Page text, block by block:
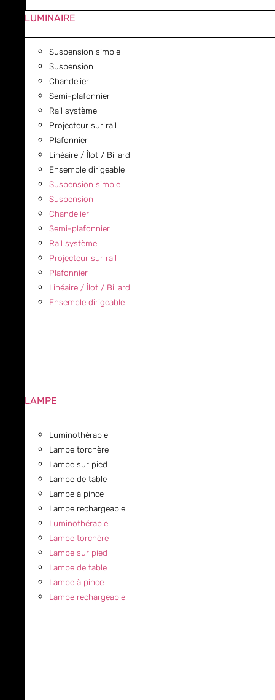
LUMINAIRE
Suspension simple
Suspension
Chandelier
Semi-plafonnier
Rail système
Projecteur sur rail
Plafonnier
Linéaire / Îlot / Billard
Ensemble dirigeable
Suspension simple
Suspension
Chandelier
Semi-plafonnier
Rail système
Projecteur sur rail
Plafonnier
Linéaire / Îlot / Billard
Ensemble dirigeable
LAMPE
Luminothérapie
Lampe torchère
Lampe sur pied
Lampe de table
Lampe à pince
Lampe rechargeable
Luminothérapie
Lampe torchère
Lampe sur pied
Lampe de table
Lampe à pince
Lampe rechargeable